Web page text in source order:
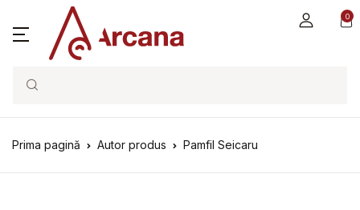
0
Search
Prima pagină Autor produs Pamfil Seicaru